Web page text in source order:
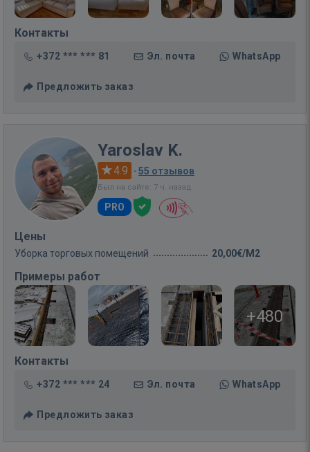
Контакты
+372 *** *** 81 Эл. почта WhatsApp
Предложить заказ
Yaroslav K.
4.9 · 55 отзывов
Был на сайте: 7 ч. назад
PRO
Цены
Уборка торговых помещений 20,00€/M2
Примеры работ
+480
Контакты
+372 *** *** 24 Эл. почта WhatsApp
Предложить заказ